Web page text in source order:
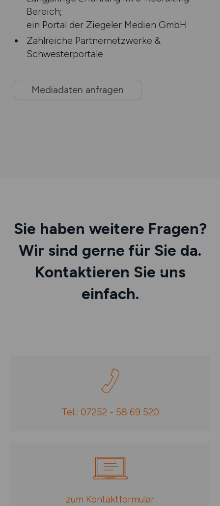
Bereich;
ein Portal der Ziegeler Medien GmbH
Zahlreiche Partnernetzwerke &
Schwesterportale
Mediadaten anfragen
Sie haben weitere Fragen?
Wir sind gerne für Sie da.
Kontaktieren Sie uns
einfach.
Tel.: 07252 - 58 69 520
zum Kontaktformular